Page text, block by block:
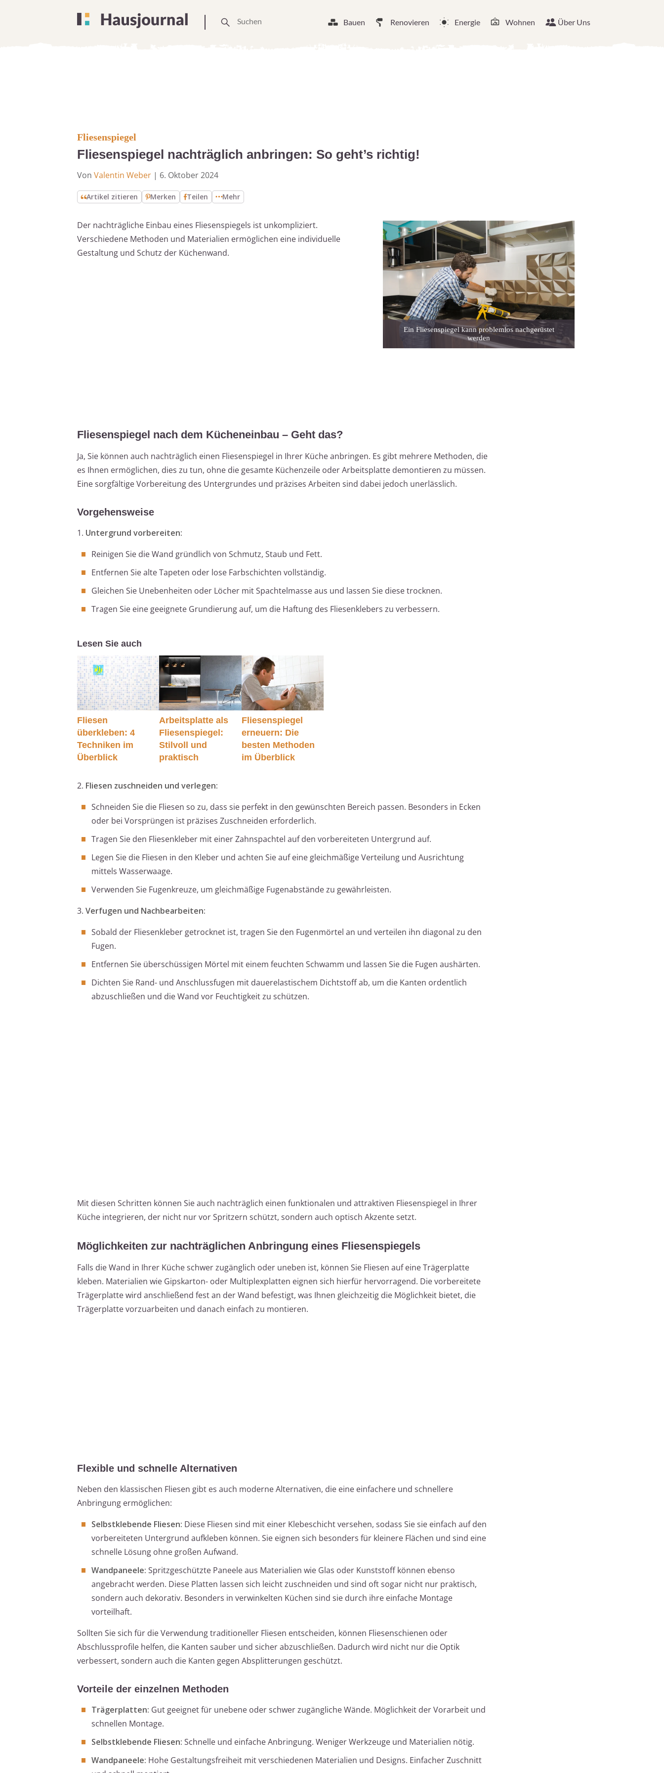
Bauen Renovieren Energie Wohnen Über Uns
Fliesenspiegel
Fliesenspiegel nachträglich anbringen: So geht’s richtig!
Von Valentin Weber | 6. Oktober 2024
Artikel zitieren Merken Teilen Mehr
Der nachträgliche Einbau eines Fliesenspiegels ist unkompliziert.
Verschiedene Methoden und Materialien ermöglichen eine individuelle
Gestaltung und Schutz der Küchenwand.
Ein Fliesenspiegel kann problemlos nachgerüstet
werden
Fliesenspiegel nach dem Kücheneinbau – Geht das?
Ja, Sie können auch nachträglich einen Fliesenspiegel in Ihrer Küche anbringen. Es gibt mehrere Methoden, die
es Ihnen ermöglichen, dies zu tun, ohne die gesamte Küchenzeile oder Arbeitsplatte demontieren zu müssen.
Eine sorgfältige Vorbereitung des Untergrundes und präzises Arbeiten sind dabei jedoch unerlässlich.
Vorgehensweise
1. Untergrund vorbereiten:
Reinigen Sie die Wand gründlich von Schmutz, Staub und Fett.
Entfernen Sie alte Tapeten oder lose Farbschichten vollständig.
Gleichen Sie Unebenheiten oder Löcher mit Spachtelmasse aus und lassen Sie diese trocknen.
Tragen Sie eine geeignete Grundierung auf, um die Haftung des Fliesenklebers zu verbessern.
Lesen Sie auch
Fliesen
überkleben: 4
Techniken im
Überblick
Arbeitsplatte als
Fliesenspiegel:
Stilvoll und
praktisch
Fliesenspiegel
erneuern: Die
besten Methoden
im Überblick
2. Fliesen zuschneiden und verlegen:
Schneiden Sie die Fliesen so zu, dass sie perfekt in den gewünschten Bereich passen. Besonders in Ecken
oder bei Vorsprüngen ist präzises Zuschneiden erforderlich.
Tragen Sie den Fliesenkleber mit einer Zahnspachtel auf den vorbereiteten Untergrund auf.
Legen Sie die Fliesen in den Kleber und achten Sie auf eine gleichmäßige Verteilung und Ausrichtung
mittels Wasserwaage.
Verwenden Sie Fugenkreuze, um gleichmäßige Fugenabstände zu gewährleisten.
3. Verfugen und Nachbearbeiten:
Sobald der Fliesenkleber getrocknet ist, tragen Sie den Fugenmörtel an und verteilen ihn diagonal zu den
Fugen.
Entfernen Sie überschüssigen Mörtel mit einem feuchten Schwamm und lassen Sie die Fugen aushärten.
Dichten Sie Rand- und Anschlussfugen mit dauerelastischem Dichtstoff ab, um die Kanten ordentlich
abzuschließen und die Wand vor Feuchtigkeit zu schützen.
Mit diesen Schritten können Sie auch nachträglich einen funktionalen und attraktiven Fliesenspiegel in Ihrer
Küche integrieren, der nicht nur vor Spritzern schützt, sondern auch optisch Akzente setzt.
Möglichkeiten zur nachträglichen Anbringung eines Fliesenspiegels
Falls die Wand in Ihrer Küche schwer zugänglich oder uneben ist, können Sie Fliesen auf eine Trägerplatte
kleben. Materialien wie Gipskarton- oder Multiplexplatten eignen sich hierfür hervorragend. Die vorbereitete
Trägerplatte wird anschließend fest an der Wand befestigt, was Ihnen gleichzeitig die Möglichkeit bietet, die
Trägerplatte vorzuarbeiten und danach einfach zu montieren.
Flexible und schnelle Alternativen
Neben den klassischen Fliesen gibt es auch moderne Alternativen, die eine einfachere und schnellere
Anbringung ermöglichen:
Selbstklebende Fliesen: Diese Fliesen sind mit einer Klebeschicht versehen, sodass Sie sie einfach auf den
vorbereiteten Untergrund aufkleben können. Sie eignen sich besonders für kleinere Flächen und sind eine
schnelle Lösung ohne großen Aufwand.
Wandpaneele: Spritzgeschützte Paneele aus Materialien wie Glas oder Kunststoff können ebenso
angebracht werden. Diese Platten lassen sich leicht zuschneiden und sind oft sogar nicht nur praktisch,
sondern auch dekorativ. Besonders in verwinkelten Küchen sind sie durch ihre einfache Montage
vorteilhaft.
Sollten Sie sich für die Verwendung traditioneller Fliesen entscheiden, können Fliesenschienen oder
Abschlussprofile helfen, die Kanten sauber und sicher abzuschließen. Dadurch wird nicht nur die Optik
verbessert, sondern auch die Kanten gegen Absplitterungen geschützt.
Vorteile der einzelnen Methoden
Trägerplatten: Gut geeignet für unebene oder schwer zugängliche Wände. Möglichkeit der Vorarbeit und
schnellen Montage.
Selbstklebende Fliesen: Schnelle und einfache Anbringung. Weniger Werkzeuge und Materialien nötig.
Wandpaneele: Hohe Gestaltungsfreiheit mit verschiedenen Materialien und Designs. Einfacher Zuschnitt